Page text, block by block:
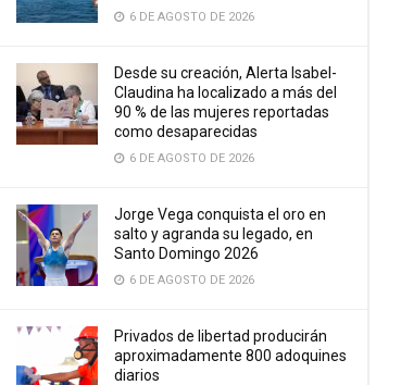
6 DE AGOSTO DE 2026
Desde su creación, Alerta Isabel-
Claudina ha localizado a más del
90 % de las mujeres reportadas
como desaparecidas
6 DE AGOSTO DE 2026
Jorge Vega conquista el oro en
salto y agranda su legado, en
Santo Domingo 2026
6 DE AGOSTO DE 2026
Privados de libertad producirán
aproximadamente 800 adoquines
diarios